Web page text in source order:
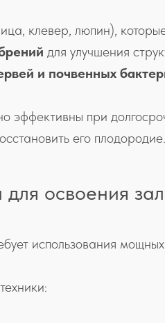
клевер, люпин),
для улучшения
и почвенных
эффективны при
его плодородие.
для освоения
использования